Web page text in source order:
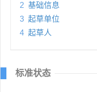
2 基础信息
3 起草单位
4 起草人
标准状态